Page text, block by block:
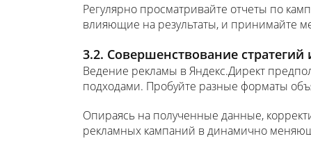
Регулярно просматривайте отчеты по
влияющие на результаты, и принимайте
3.2. Совершенствование
Ведение рекламы в Яндекс.Директ
подходами. Пробуйте разные форматы
Опираясь на полученные данные,
рекламных кампаний в динамично